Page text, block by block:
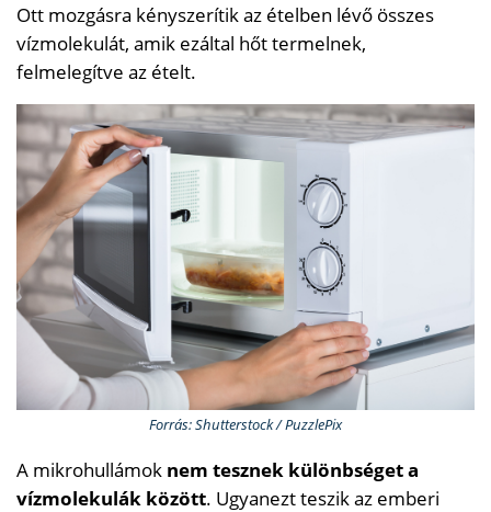
Ott mozgásra kényszerítik az ételben lévő összes
vízmolekulát, amik ezáltal hőt termelnek,
felmelegítve az ételt.
Forrás: Shutterstock / PuzzlePix
A mikrohullámok nem tesznek különbséget a
vízmolekulák között. Ugyanezt teszik az emberi